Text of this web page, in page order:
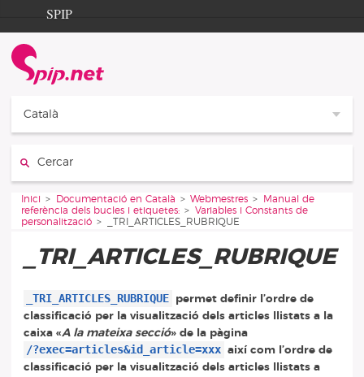
Aller au contenu
Aller à la navigation
SPIP
Documentation
Contribution
Català
Vous êtes ici :
Inici Documentació en Català Webmestres
Manual de
referència dels bucles i etiquetes:
Variables i Constants de
personalització
_TRI_ARTICLES_RUBRIQUE
_TRI_ARTICLES_RUBRIQUE
_TRI_ARTICLES_RUBRIQUE permet definir l’ordre de
classificació per la visualització dels articles llistats a la
caixa «A la mateixa secció» de la pàgina
/?exec=articles&id_article=xxx així com l’ordre de
classificació per la visualització dels articles llistats a